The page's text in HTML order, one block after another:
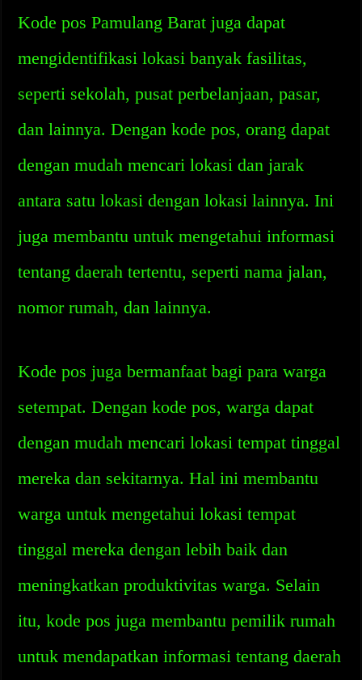
Kode pos Pamulang Barat juga dapat
mengidentifikasi lokasi banyak fasilitas,
seperti sekolah, pusat perbelanjaan, pasar,
dan lainnya. Dengan kode pos, orang dapat
dengan mudah mencari lokasi dan jarak
antara satu lokasi dengan lokasi lainnya. Ini
juga membantu untuk mengetahui informasi
tentang daerah tertentu, seperti nama jalan,
nomor rumah, dan lainnya.
Kode pos juga bermanfaat bagi para warga
setempat. Dengan kode pos, warga dapat
dengan mudah mencari lokasi tempat tinggal
mereka dan sekitarnya. Hal ini membantu
warga untuk mengetahui lokasi tempat
tinggal mereka dengan lebih baik dan
meningkatkan produktivitas warga. Selain
itu, kode pos juga membantu pemilik rumah
untuk mendapatkan informasi tentang daerah